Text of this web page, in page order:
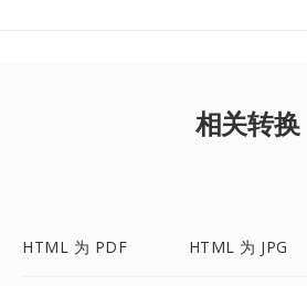
相关转换
HTML 为 PDF HTML 为 JPG